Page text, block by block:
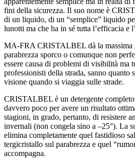
fini della sicurezza. Il suo nome è
di un liquido, di un “semplice” liquido
lunotti ma che ha in sé tutta l’efficacia e
MA-FRA CRISTALBEL dà la massima
parabrezza sporco o comunque non
essere causa di problemi di visibilità ma
professionisti della strada, sanno quanto
visione quando si viaggia sulle strade.
CRISTALBEL è un detergente
davvero poco per avere un risultato
stagioni, in grado, pertanto, di resistere
invernali (non congela sino a –25°). La
elimina completamente quel fastidioso
tergicristallo sul parabrezza e quel
accompagna.